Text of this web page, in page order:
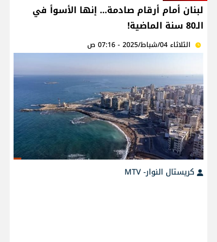
لبنان أمام أرقام صادمة... إنها الأسوأ في
الـ80 سنة الماضية!
الثلاثاء 04/شباط/2025 - 07:16 ص
كريستال النوار- MTV